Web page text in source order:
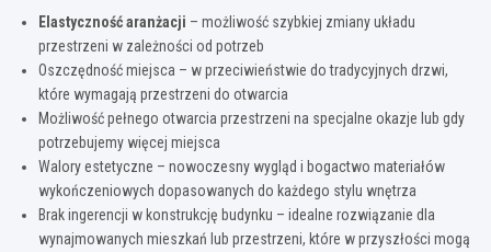
Elastyczność aranżacji – możliwość szybkiej zmiany układu
przestrzeni w zależności od potrzeb
Oszczędność miejsca – w przeciwieństwie do tradycyjnych drzwi,
które wymagają przestrzeni do otwarcia
Możliwość pełnego otwarcia przestrzeni na specjalne okazje lub gdy
potrzebujemy więcej miejsca
Walory estetyczne – nowoczesny wygląd i bogactwo materiałów
wykończeniowych dopasowanych do każdego stylu wnętrza
Brak ingerencji w konstrukcję budynku – idealne rozwiązanie dla
wynajmowanych mieszkań lub przestrzeni, które w przyszłości mogą